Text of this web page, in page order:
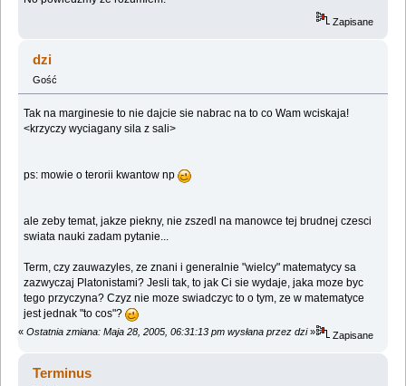
Zapisane
dzi
Gość
Tak na marginesie to nie dajcie sie nabrac na to co Wam wciskaja!
<krzyczy wyciagany sila z sali>
ps: mowie o terorii kwantow np
ale zeby temat, jakze piekny, nie zszedl na manowce tej brudnej czesci
swiata nauki zadam pytanie...
Term, czy zauwazyles, ze znani i generalnie "wielcy" matematycy sa
zazwyczaj Platonistami? Jesli tak, to jak Ci sie wydaje, jaka moze byc
tego przyczyna? Czyz nie moze swiadczyc to o tym, ze w matematyce
jest jednak "to cos"?
« Ostatnia zmiana: Maja 28, 2005, 06:31:13 pm wysłana przez dzi» Zapisane
Terminus